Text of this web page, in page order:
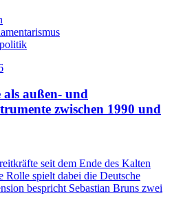
als außen- und
zwischen 1990 und
seit dem Ende des Kalten
Rolle spielt dabei die Deutsche
bespricht Sebastian Bruns zwei